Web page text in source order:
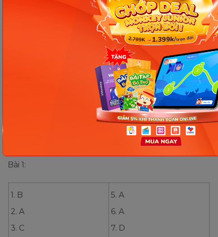
10. Car seat belts save lives. ……………………. driver
11. A friend of mine has three children. I always give
……………………. of them a present at Christmas.
12. (from an exam) Answer all five questions. W rite
your answer to ……………………. question on a separate
Bài 1:
1. B
2. A
3. C
5. A
6. A
7. D